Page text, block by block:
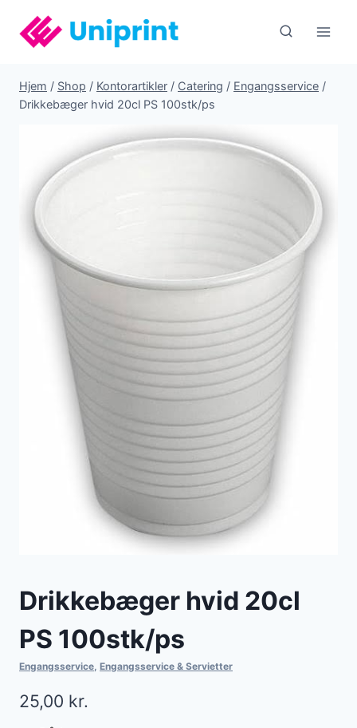
indhold
Hjem / Shop / Kontorartikler / Catering / Engangsservice /
Drikkebæger hvid 20cl PS 100stk/ps
Drikkebæger hvid 20cl
PS 100stk/ps
Engangsservice Engangsservice & Servietter
25,00 kr.